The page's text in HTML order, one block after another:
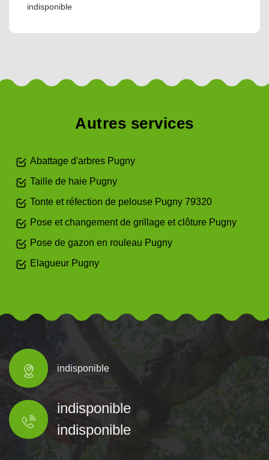
indisponible
Autres services
Abattage d'arbres Pugny
Taille de haie Pugny
Tonte et réfection de pelouse Pugny 79320
Pose et changement de grillage et clôture Pugny
Pose de gazon en rouleau Pugny
Elagueur Pugny
indisponible
indisponible
indisponible